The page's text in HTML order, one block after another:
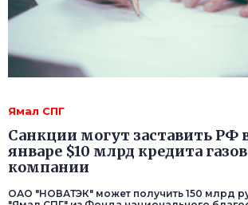
Ямал СПГ
Санкции могут заставить РФ
январе $10 млрд кредита
компании
ОАО "НОВАТЭК" может получить 150 млрд